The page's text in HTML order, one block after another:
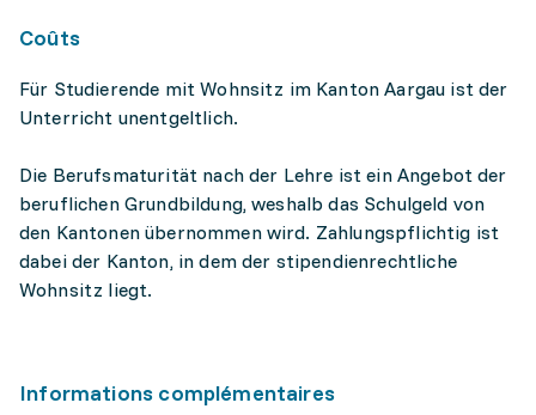
Coûts
Für Studierende mit Wohnsitz im Kanton Aargau ist der
Unterricht unentgeltlich.
Die Berufsmaturität nach der Lehre ist ein Angebot der
beruflichen Grundbildung, weshalb das Schulgeld von
den Kantonen übernommen wird. Zahlungspflichtig ist
dabei der Kanton, in dem der stipendienrechtliche
Wohnsitz liegt.
Informations complémentaires